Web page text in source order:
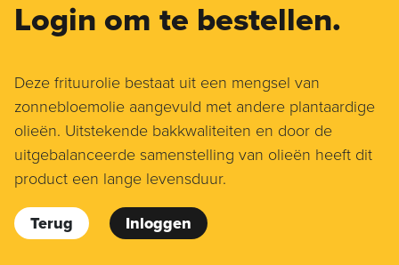
Login om te bestellen.
Deze frituurolie bestaat uit een mengsel van
zonnebloemolie aangevuld met andere plantaardige
olieën. Uitstekende bakkwaliteiten en door de
uitgebalanceerde samenstelling van olieën heeft dit
product een lange levensduur.
Terug Inloggen